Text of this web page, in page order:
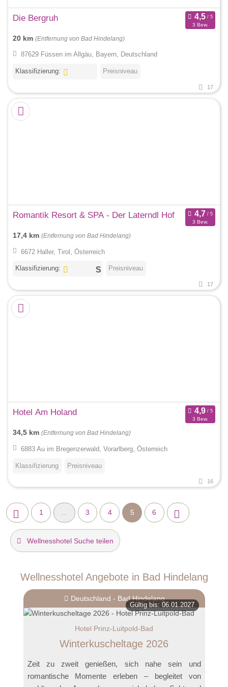
Die Bergruh
3 Bew.
20 km (Entfernung von Bad Hindelang)
87629 Füssen im Allgäu, Bayern, Deutschland
Klassifizierung: Preisniveau
17
Romantik Resort & SPA - Der Laterndl Hof
3 Bew.
17,4 km (Entfernung von Bad Hindelang)
6672 Haller, Tirol, Österreich
Klassifizierung: Preisniveau
17
Hotel Am Holand
3 Bew.
34,5 km (Entfernung von Bad Hindelang)
6883 Au im Bregenzerwald, Vorarlberg, Österreich
Klassifizierung Preisniveau
16
1 3 4 5 6
Wellnesshotel Suche teilen
Wellnesshotel Angebote in Bad Hindelang
Deutschland - Bad Hindelang
Gültig bis: 06.01.2027
Hotel Prinz-Luitpold-Bad
Winterkuscheltage 2026
Zeit zu zweit genießen, sich nahe sein und
romantische Momente erleben – begleitet von